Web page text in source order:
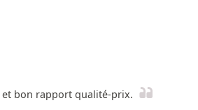
et bon rapport qualité-prix.